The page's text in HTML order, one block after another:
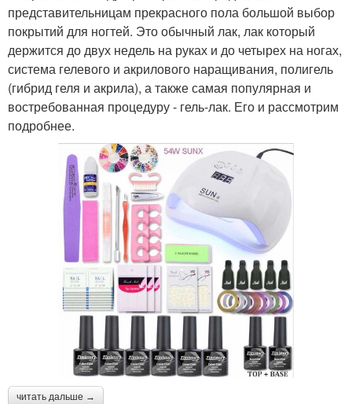
представительницам прекрасного пола большой выбор
покрытий для ногтей. Это обычный лак, лак который
держится до двух недель на руках и до четырех на ногах,
система гелевого и акрилового наращивания, полигель
(гибрид геля и акрила), а также самая популярная и
востребованная процедуру - гель-лак. Его и рассмотрим
подробнее.
читать дальше →